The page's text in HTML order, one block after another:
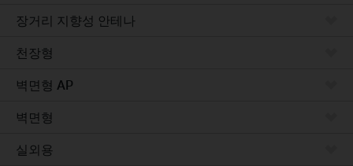
장거리 지향성 안테나
천장형
벽면형 AP
벽면형
실외용